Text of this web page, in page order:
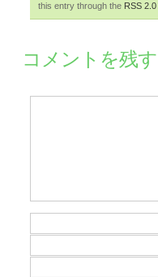
this entry through the RSS 2.0
コメントを残す